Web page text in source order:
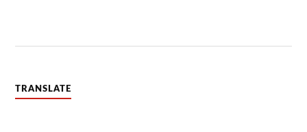
TRANSLATE